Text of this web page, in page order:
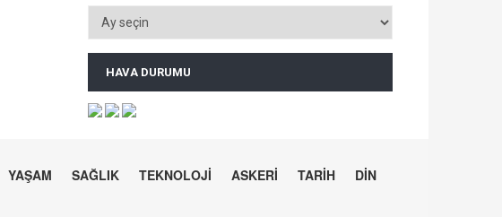
HAVA DURUMU
YAŞAM SAĞLIK TEKNOLOJİ ASKERİ TARİH
DİN